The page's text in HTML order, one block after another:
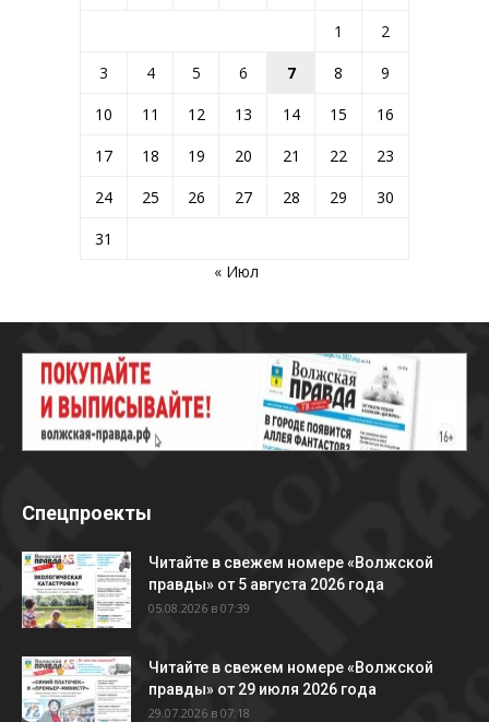
1
2
3
4 5 6 7 8
9
10
11 12 13 14 15
16
17
18 19 20 21 22
23
24
25 26 27 28 29
30
31
« Июл
Спецпроекты
Читайте в свежем номере «Волжской
правды» от 5 августа 2026 года
05.08.2026 в 07:39
Читайте в свежем номере «Волжской
правды» от 29 июля 2026 года
29.07.2026 в 07:18